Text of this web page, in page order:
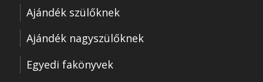
Ajándék szülőknek
Ajándék nagyszülőknek
Egyedi fakönyvek